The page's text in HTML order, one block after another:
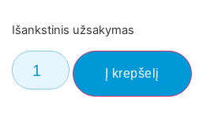
Išankstinis užsakymas
Į krepšelį